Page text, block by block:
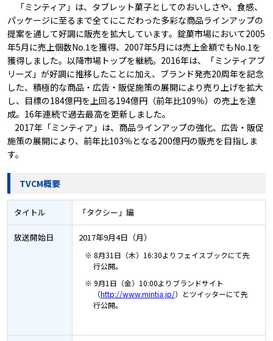
「ミンティア」は、タブレット菓子としてのおいしさや、食感、
パッケージに至るまで全てにこだわった多彩な商品ラインアップの
提案を通して好調に販売を拡大しています。錠菓市場において2005
年5月に売上個数No.1を獲得、2007年5月には売上金額でもNo.1を
獲得しました。以降市場トップを継続。2016年は、「ミンティアブ
リーズ」が好調に推移したことに加え、ブランド発売20周年を記念
した、積極的な商品・広告・販促施策の展開により売り上げを拡大
し、目標の184億円を上回る194億円（前年比109％）の売上を達
成。16年連続で過去最高を更新しました。
2017年「ミンティア」は、商品ラインアップの強化、広告・販促
施策の展開により、前年比103％となる200億円の販売を目指しま
す。
TVCM概要
タイトル 「タクシー」編
放送開始日 2017年9月4日（月）
※ 8月31日（木）16:30よりフェイスブックにて先
行公開。
※ 9月1日（金）10:00よりブランドサイト
（http://www.mintia.jp/）とツイッターにて先
行公開。